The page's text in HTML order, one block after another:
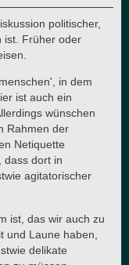
politischer,
ist. Früher oder
in dem
ist auch ein
wünschen
Rahmen der
Netiquette
dass dort in
agitatorischer
ist, das wir auch zu
und Laune haben,
delikate